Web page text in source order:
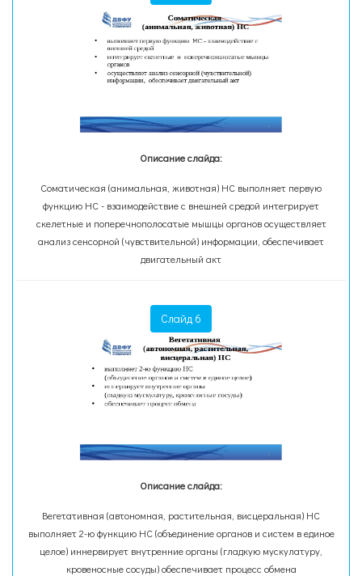
Описание слайда:
Соматическая (анимальная, животная) НС выполняет первую
функцию НС - взаимодействие с внешней средой интегрирует
скелетные и поперечнополосатые мышцы органов осуществляет
анализ сенсорной (чувствительной) информации, обеспечивает
двигательный акт
Слайд 6
Описание слайда:
Вегетативная (автономная, растительная, висцеральная) НС
выполняет 2-ю функцию НС (объединение органов и систем в единое
целое) иннервирует внутренние органы (гладкую мускулатуру,
кровеносные сосуды) обеспечивает процесс обмена